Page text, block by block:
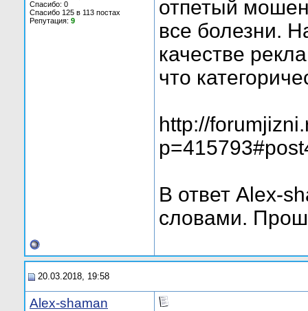
Спасибо: 0
Спасибо 125 в 113 постах
Репутация: 9
отпетый
все болезни.
качестве
что
http://
В ответ Alex-
словами.
20.03.2018, 19:58
Alex-shaman